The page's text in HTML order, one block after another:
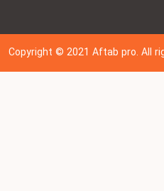
Copyright © 202 1Aftab pro. All